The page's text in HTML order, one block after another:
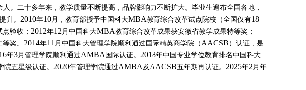
人。二十多年来，教学质量不断提高，品牌影响力不断扩大。毕业生遍布全国各地，
升。
2010年10月，教育部授予中国科大MBA教育综合改革试点院校（全国仅有18
验收； 2012年12月中国科大MBA教育综合改革成果获安徽省教学成果特等奖；
奖。 2014年11 月中国科大管理学院顺利通过国际精英商学院（ AACSB ）认证，是
年3月管理学院顺利通过AMBA国际认证。 2018年中国专业学位教育排名中国科大
院五星级认证。 2020年管理学院通过AMBA及 AACSB五年期再认证。 2025年2月年